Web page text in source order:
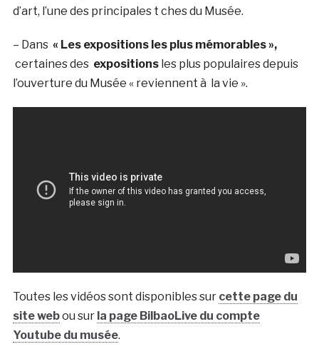
d’art, l’une des principales t ches du Musée.
– Dans « Les expositions les plus mémorables »,
certaines des expositionsles plus populaires depuis
l’ouverture du Musée « reviennent à la vie ».
Toutes les vidéos sont disponibles sur cette page du
site webou sur la page BilbaoLive du compte
Youtube du musée.